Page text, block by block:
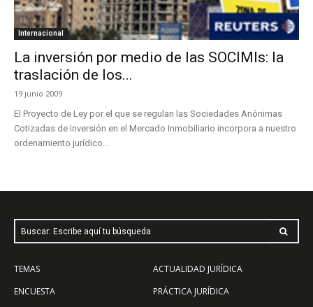
Internacional
La inversión por medio de las SOCIMIs: la
traslación de los...
19 junio 2009
El Proyecto de Ley por el que se regulan las Sociedades Anónimas
Cotizadas de inversión en el Mercado Inmobiliario incorpora a nuestro
ordenamiento jurídico...
Buscar: Escribe aquí tu búsqueda
TEMAS
ENCUESTA
ACTUALIDAD JURÍDICA
PRÁCTICA JURÍDICA